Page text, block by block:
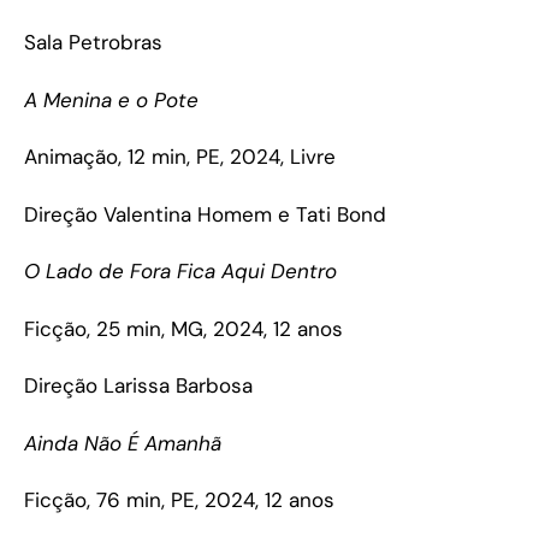
Sala Petrobras
A Menina e o Pote
Animação, 12 min, PE, 2024, Livre
Direção Valentina Homem e Tati Bond
O Lado de Fora Fica Aqui Dentro
Ficção, 25 min, MG, 2024, 12 anos
Direção Larissa Barbosa
Ainda Não É Amanhã
Ficção, 76 min, PE, 2024, 12 anos